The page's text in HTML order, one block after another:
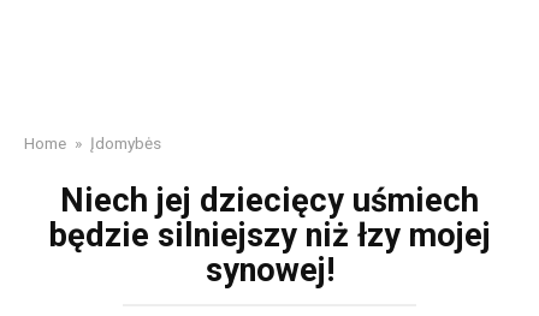
Home » Įdomybės
Niech jej dziecięcy uśmiech
będzie silniejszy niż łzy mojej
synowej!